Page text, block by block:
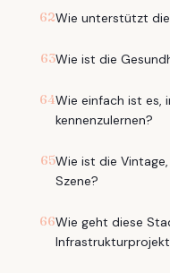
62Wie unterstützt
63Wie ist die
64Wie einfach ist es,
kennenzulernen?
65Wie ist die
Szene?
66Wie geht diese